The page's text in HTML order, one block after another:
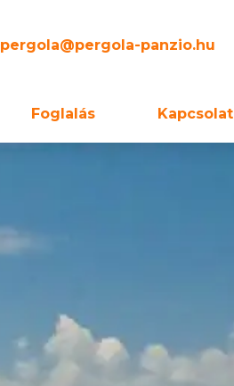
pergola@pergola-panzio.hu
Foglalás Kapcsolat